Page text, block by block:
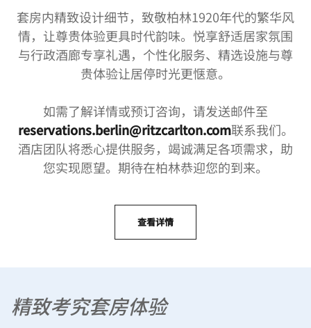
套房内精致设计细节，致敬柏林1920年代的繁华风
情，让尊贵体验更具时代韵味。悦享舒适居家氛围
与行政酒廊专享礼遇，个性化服务、精选设施与尊
贵体验让居停时光更惬意。
如需了解详情或预订咨询，请发送邮件至
reservations.berlin@ritzcarlton.com联系我们。
酒店团队将悉心提供服务，竭诚满足各项需求，助
您实现愿望。期待在柏林恭迎您的到来。
查看详情
精致考究套房体验